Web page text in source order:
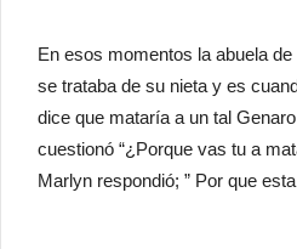
En esos momentos la abuela
se trataba de su nieta y es
dice que mataría a un tal
cuestionó “¿Porque vas tu a
Marlyn respondió; ” Por que